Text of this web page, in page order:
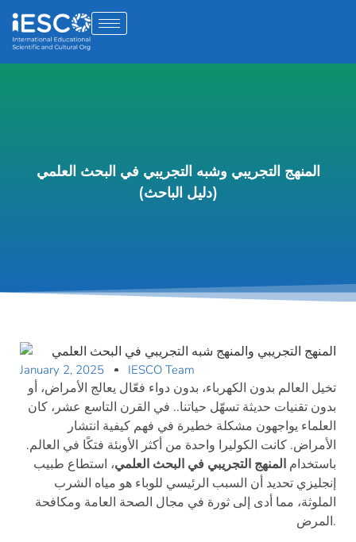
المنهج التجريبي وشبه التجريبي في البحث العلمي
(دليل الباحث)
January 2, 2025 IESCO Team
تخيل العالم بدون الكهرباء، بدون دواء فعّال يعالج الأمراض، أو
بدون تقنيات حديثة تسهّل حياتنا.. في القرن التاسع عشر، كان
العلماء يواجهون مشكلة خطيرة في فهم كيفية انتشار
الأمراض. كانت الكوليرا واحدة من أكثر الأوبئة فتكًا في العالم.
باستخدام المنهج التجريبي في البحث العلمي، استطاع طبيب
إنجليزي تحديد أن السبب الرئيسي للوباء هو مياه الشرب
الملوثة، مما أدى إلى ثورة في مجال الصحة العامة ومكافحة
المرض.